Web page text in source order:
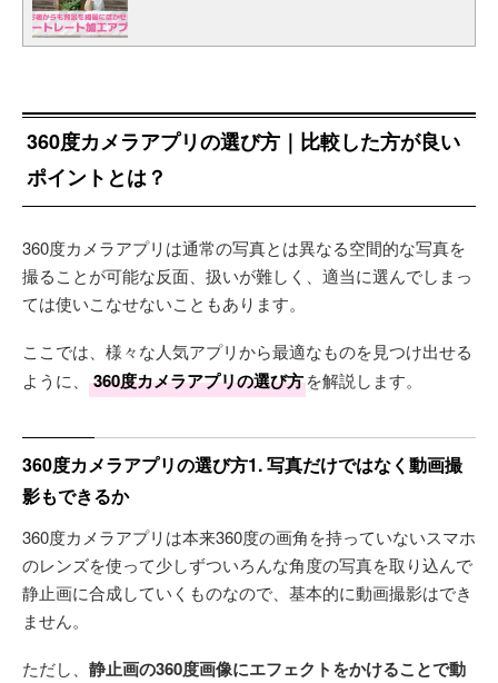
360度カメラアプリの選び方｜比較した方が良い
ポイントとは？
360度カメラアプリは通常の写真とは異なる空間的な写真を
撮ることが可能な反面、扱いが難しく、適当に選んでしまっ
ては使いこなせないこともあります。
ここでは、様々な人気アプリから最適なものを見つけ出せる
ように、
360度カメラアプリの選び方を解説します。
360度カメラアプリの選び方1. 写真だけではなく動画撮
影もできるか
360度カメラアプリは本来360度の画角を持っていないスマホ
のレンズを使って少しずついろんな角度の写真を取り込んで
静止画に合成していくものなので、基本的に動画撮影はでき
ません。
ただし、 静止画の360度画像にエフェクトをかけることで動